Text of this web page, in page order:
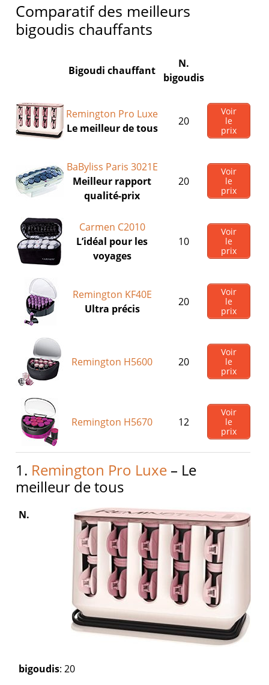
Comparatif des meilleurs
bigoudis chauffants
Bigoudi chauffant
N.
bigoudis
Remington Pro Luxe
Le meilleur de tous
20
Voir
le
prix
BaByliss Paris 3021E
Meilleur rapport
qualité-prix
20
Voir
le
prix
Carmen C2010
L’idéal pour les
voyages
10
Voir
le
prix
Remington KF40E
Ultra précis
20
Voir
le
prix
Remington H5600 20
Voir
le
prix
Remington H5670 12
Voir
le
prix
1. Remington Pro Luxe – Le
meilleur de tous
N.
bigoudis: 20